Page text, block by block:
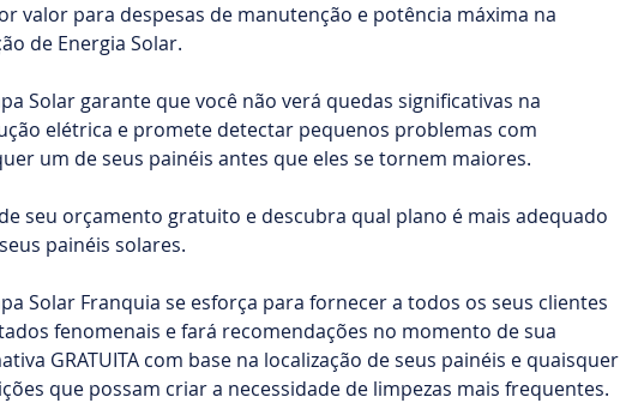
valor para despesas de manutenção e potência máxima na
de Energia Solar.
Solar garante que você não verá quedas significativas na
elétrica e promete detectar pequenos problemas com
um de seus painéis antes que eles se tornem maiores.
seu orçamento gratuito e descubra qual plano é mais adequado
painéis solares.
Solar Franquia se esforça para fornecer a todos os seus clientes
fenomenais e fará recomendações no momento de sua
GRATUITA com base na localização de seus painéis e quaisquer
que possam criar a necessidade de limpezas mais frequentes.